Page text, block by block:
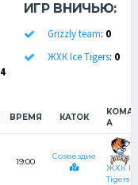
4
ИГР ВНИЧЬЮ:
Grizzly team: 0
ЖХК Ice Tigers: 0
ВРЕМЯ КАТОК
А
19:00
Созвездие
ЖХК
Tigers